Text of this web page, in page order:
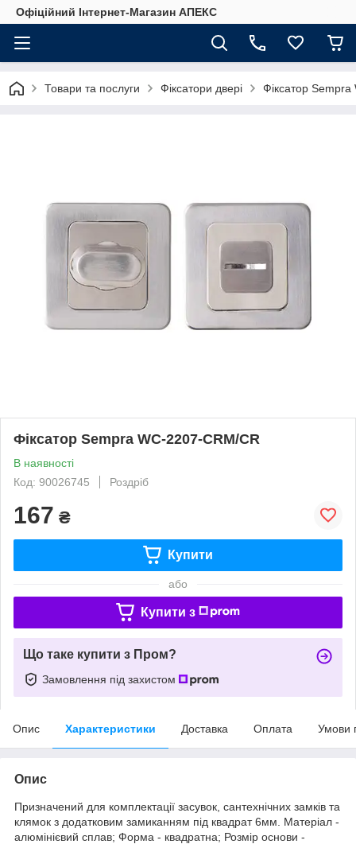
Офіційний Інтернет-Магазин АПЕКС
Товари та послуги Фіксатори двері Фіксатор
Фіксатор Sempra WC-2207-CRM/CR
В наявності
Код: 90026745
Роздріб
167 ₴
Купити
або
Купити з
Що таке купити з Пром?
Замовлення під захистом
Опис Характеристики Доставка Оплата Умови
Опис
Призначений для комплектації засувок, сантехнічних замків та
клямок з додатковим замиканням під квадрат 6мм. Матеріал -
алюмінієвий сплав; Форма - квадратна; Розмір основи -